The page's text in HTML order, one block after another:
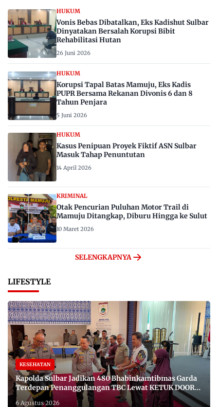
HUKUM
Vonis Bebas Dibatalkan, Eks Kadishut Sulbar
Dinyatakan Bersalah Korupsi Bibit
Rehabilitasi Hutan
26 Juni 2026
HUKUM
Korupsi Tapal Batas Mamuju, Eks Kadis
PUPR Bersama Rekanan Divonis 6 dan 8
Tahun Penjara
5 Juni 2026
HUKUM
Kasus Penipuan Proyek Fiktif ASN Sulbar
Masuk Tahap Penuntutan
14 April 2026
KRIMINAL
Otak Pencurian Puluhan Motor Trail di
Mamuju Ditangkap, Diburu Hingga ke Sulut
10 Maret 2026
SELENGKAPNYA
LIFESTYLE
KESEHATAN
Kapolda Sulbar Jadikan 480 Bhabinkamtibmas Garda
Terdepan Penanggulangan TBC Lewat KETUK DOORS
di 650 Desa
6 Agustus 2026